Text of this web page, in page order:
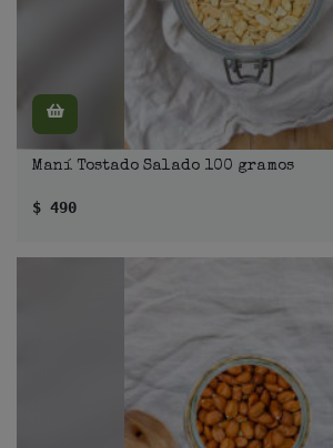
Maní Tostado Salado 100 gramos
$ 490